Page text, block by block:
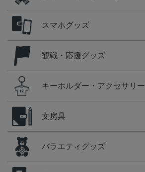
スマホグッズ
観戦・応援グッズ
キーホルダー・アクセサリー
文房具
バラエティグッズ